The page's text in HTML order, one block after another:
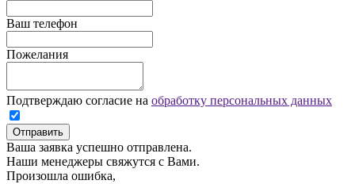
Ваш телефон
Пожелания
Подтверждаю согласие на обработку персональных данных
Отправить
Ваша заявка успешно отправлена.
Наши менеджеры свяжутся с Вами.
Произошла ошибка,